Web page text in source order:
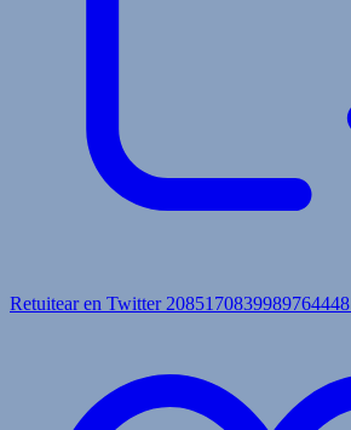
Retuitear en Twitter 2085170839989764448